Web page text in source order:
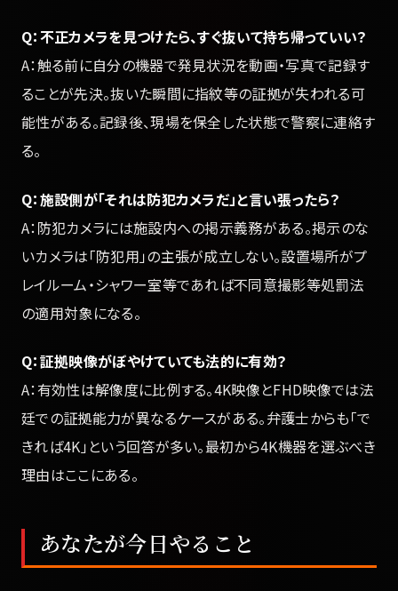
Q：不正カメラを見つけたら、すぐ抜いて持ち帰っていい？
A：触る前に自分の機器で発見状況を動画・写真で記録す
ることが先決。抜いた瞬間に指紋等の証拠が失われる可
能性がある。記録後、現場を保全した状態で警察に連絡す
る。
Q：施設側が「それは防犯カメラだ」と言い張ったら？
A：防犯カメラには施設内への掲示義務がある。掲示のな
いカメラは「防犯用」の主張が成立しない。設置場所がプ
レイルーム・シャワー室等であれば不同意撮影等処罰法
の適用対象になる。
Q：証拠映像がぼやけていても法的に有効？
A：有効性は解像度に比例する。4K映像とFHD映像では法
廷での証拠能力が異なるケースがある。弁護士からも「で
きれば4K」という回答が多い。最初から4K機器を選ぶべき
理由はここにある。
あなたが今日やること